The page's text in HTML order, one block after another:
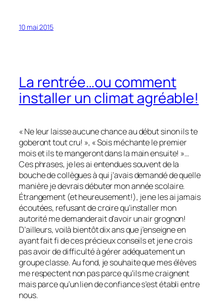
10 mai 2015
La rentrée…ou comment
installer un climat agréable!
« Ne leur laisse aucune chance au début sinon ils te
goberont tout cru! », « Sois méchante le premier
mois et ils te mangeront dans la main ensuite! »…
Ces phrases, je les ai entendues souvent de la
bouche de collègues à qui j’avais demandé de quelle
manière je devrais débuter mon année scolaire.
Étrangement (et heureusement!), je ne les ai jamais
écoutées, refusant de croire qu’installer mon
autorité me demanderait d’avoir un air grognon!
D’ailleurs, voilà bientôt dix ans que j’enseigne en
ayant fait fi de ces précieux conseils et je ne crois
pas avoir de difficulté à gérer adéquatement un
groupe classe. Au fond, je souhaite que mes élèves
me respectent non pas parce qu’ils me craignent
mais parce qu’un lien de confiance s’est établi entre
nous.